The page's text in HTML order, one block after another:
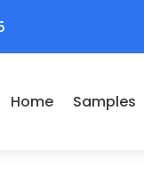
Home Samples